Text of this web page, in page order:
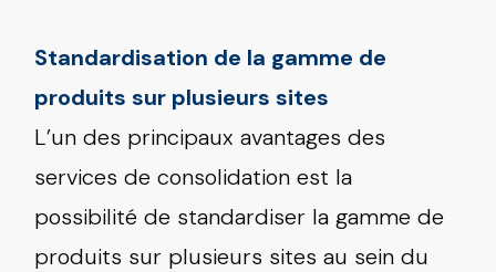
Standardisation de la gamme de
produits sur plusieurs sites
L’un des principaux avantages des
services de consolidation est la
possibilité de standardiser la gamme de
produits sur plusieurs sites au sein du